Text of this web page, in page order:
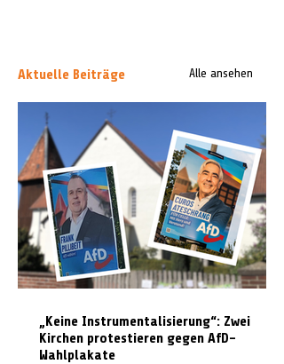
Aktuelle Beiträge Alle ansehen
„Keine Instrumentalisierung“: Zwei
Kirchen protestieren gegen AfD-
Wahlplakate